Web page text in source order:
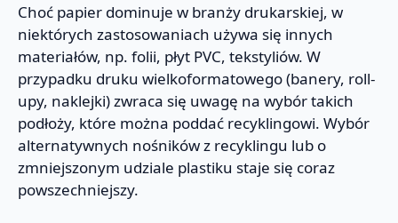
Choć papier dominuje w branży drukarskiej, w
niektórych zastosowaniach używa się innych
materiałów, np. folii, płyt PVC, tekstyliów. W
przypadku druku wielkoformatowego (banery, roll-
upy, naklejki) zwraca się uwagę na wybór takich
podłoży, które można poddać recyklingowi. Wybór
alternatywnych nośników z recyklingu lub o
zmniejszonym udziale plastiku staje się coraz
powszechniejszy.